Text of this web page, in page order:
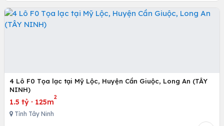
4 Lô F0 Tọa lạc tại Mỹ Lộc, Huyện Cần Giuộc, Long An (TÂY
NINH)
1.5 tỷ · 125m
2
Tỉnh Tây Ninh